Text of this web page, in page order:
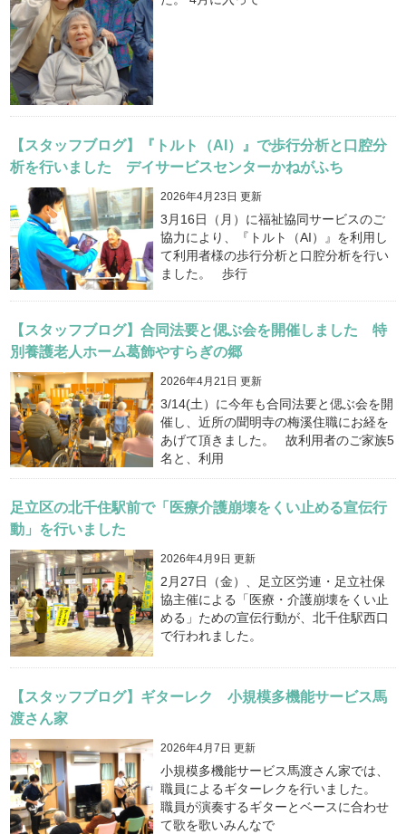
【スタッフブログ】『トルト（AI）』で歩行分析と口腔分
析を行いました デイサービスセンターかねがふち
2026年4月23日 更新
3月16日（月）に福祉協同サービスのご
協力により、『トルト（AI）』を利用し
て利用者様の歩行分析と口腔分析を行い
ました。 歩行
【スタッフブログ】合同法要と偲ぶ会を開催しました 特
別養護老人ホーム葛飾やすらぎの郷
2026年4月21日 更新
3/14(土）に今年も合同法要と偲ぶ会を開
催し、近所の聞明寺の梅溪住職にお経を
あげて頂きました。 故利用者のご家族5
名と、利用
足立区の北千住駅前で「医療介護崩壊をくい止める宣伝行
動」を行いました
2026年4月9日 更新
2月27日（金）、足立区労連・足立社保
協主催による「医療・介護崩壊をくい止
める」ための宣伝行動が、北千住駅西口
で行われました。
【スタッフブログ】ギターレク 小規模多機能サービス馬
渡さん家
2026年4月7日 更新
小規模多機能サービス馬渡さん家では、
職員によるギターレクを行いました。
職員が演奏するギターとベースに合わせ
て歌を歌いみんなで